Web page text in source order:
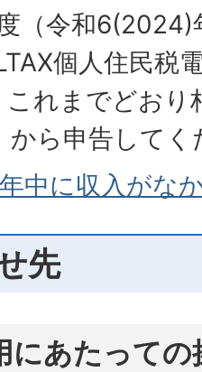
（令和6(2024)
個人住民税
れまでどおり
から申告してく
中に収入がな
先
にあたって